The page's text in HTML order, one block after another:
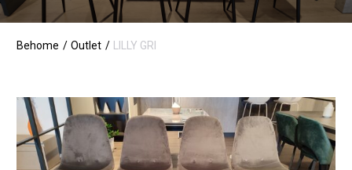
Behome Outlet LILLY GRI